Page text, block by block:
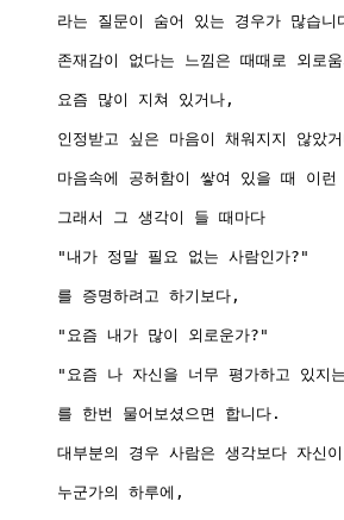
라는 질문이 숨어 있는 경우가 많습니
존재감이 없다는 느낌은 때때로 외로
요즘 많이 지쳐 있거나,
인정받고 싶은 마음이 채워지지 않았
마음속에 공허함이 쌓여 있을 때 이
그래서 그 생각이 들 때마다
"내가 정말 필요 없는 사람인가?"
를 증명하려고 하기보다,
"요즘 내가 많이 외로운가?"
"요즘 나 자신을 너무 평가하고 있지
를 한번 물어보셨으면 합니다.
대부분의 경우 사람은 생각보다 자신
누군가의 하루에,